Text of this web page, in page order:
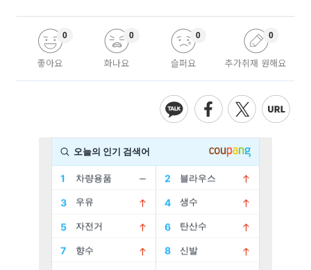
좋아요
0
화나요
0
슬퍼요
0
추가취재 원해요
0